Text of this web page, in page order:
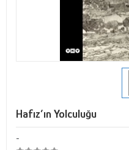
Hafız’ın Yolculuğu
-